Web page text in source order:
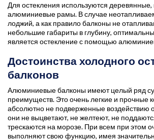
Для остекления используются
алюминиевые рамы. В случае
лоджий, а как правило балконы не
небольшие габариты в глубину,
является остекление с помощью
Достоинства холодного
балконов
Алюминиевые балконы имеют целый ряд
преимуществ. Это очень легкие и прочные
абсолютно не подверженные воздействию
они не выцветают, не желтеют, не
трескаются на морозе. При всем при этом
выполняют свою функцию, имея